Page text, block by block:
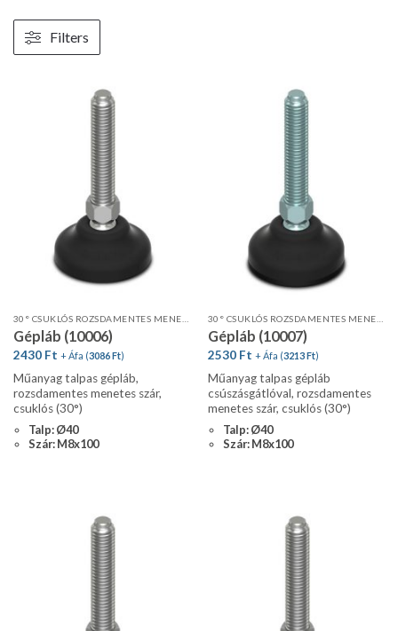
Filters
Gépláb (10006)
2430 Ft + Áfa (3086Ft)
Műanyag talpas gépláb,
rozsdamentes menetes szár,
csuklós (30°)
Talp: Ø40
Szár: M8x100
Gépláb (10007)
2530 Ft + Áfa (3213Ft)
Műanyag talpas gépláb
csúszásgátlóval, rozsdamentes
menetes szár, csuklós (30°)
Talp: Ø40
Szár: M8x100